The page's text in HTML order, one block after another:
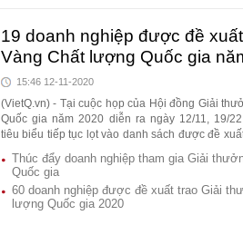
19 doanh nghiệp được đề
Vàng Chất lượng Quốc gia
15:46 12-11-2020
(VietQ.vn) - Tại cuộc họp của Hội đồng Giải
Quốc gia năm 2020 diễn ra ngày 12/11, 19/
tiêu biểu tiếp tục lọt vào danh sách được đề
Chất lượng Quốc gia năm 2020.
Thúc đẩy doanh nghiệp tham gia Giải
Quốc gia
60 doanh nghiệp được đề xuất trao Giải
lượng Quốc gia 2020